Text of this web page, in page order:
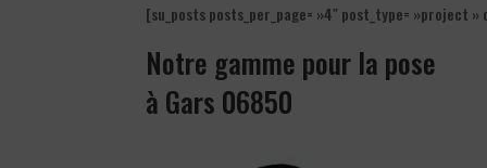
[su_posts posts_per_page= »4″ post_type= »project
Notre gamme pour la pose
à Gars 06850